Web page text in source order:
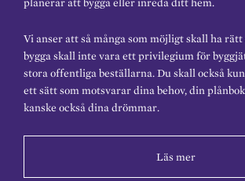
Vi anser att så många som möjligt skall ha
bygga skall inte vara ett privilegium för
stora offentliga beställarna. Du skall också
ett sätt som motsvarar dina behov, din
kanske också dina drömmar.
Läs mer